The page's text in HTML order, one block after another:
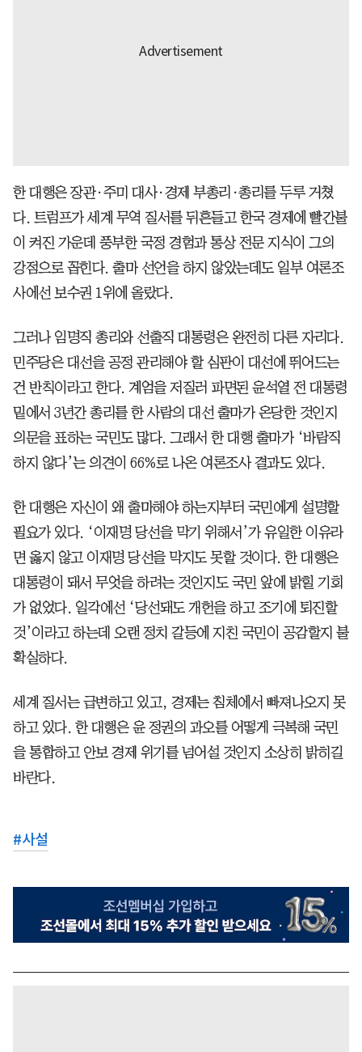
한 대행은 장관·주미 대사·경제 부총리·총리를 두루 거쳤
다. 트럼프가 세계 무역 질서를 뒤흔들고 한국 경제에 빨간불
이 켜진 가운데 풍부한 국정 경험과 통상 전문 지식이 그의
강점으로 꼽힌다. 출마 선언을 하지 않았는데도 일부 여론조
사에선 보수권 1위에 올랐다.
그러나 임명직 총리와 선출직 대통령은 완전히 다른 자리다.
민주당은 대선을 공정 관리해야 할 심판이 대선에 뛰어드는
건 반칙이라고 한다. 계엄을 저질러 파면된 윤석열 전 대통령
밑에서 3년간 총리를 한 사람의 대선 출마가 온당한 것인지
의문을 표하는 국민도 많다. 그래서 한 대행 출마가 ‘바람직
하지 않다’는 의견이 66%로 나온 여론조사 결과도 있다.
한 대행은 자신이 왜 출마해야 하는지부터 국민에게 설명할
필요가 있다. ‘이재명 당선을 막기 위해서’가 유일한 이유라
면 옳지 않고 이재명 당선을 막지도 못할 것이다. 한 대행은
대통령이 돼서 무엇을 하려는 것인지도 국민 앞에 밝힐 기회
가 없었다. 일각에선 ‘당선돼도 개헌을 하고 조기에 퇴진할
것’이라고 하는데 오랜 정치 갈등에 지친 국민이 공감할지 불
확실하다.
세계 질서는 급변하고 있고, 경제는 침체에서 빠져나오지 못
하고 있다. 한 대행은 윤 정권의 과오를 어떻게 극복해 국민
을 통합하고 안보 경제 위기를 넘어설 것인지 소상히 밝히길
바란다.
#사설